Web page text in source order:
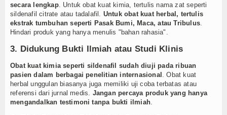
secara lengkap. Untuk obat kuat kimia, tertulis nama zat seperti
sildenafil citrate atau tadalafil. Untuk obat kuat herbal, tertulis
ekstrak tumbuhan seperti Pasak Bumi, Maca, atau Tribulus.
Hindari produk yang hanya menulis "bahan rahasia".
3. Didukung Bukti Ilmiah atau Studi Klinis
Obat kuat kimia seperti sildenafil sudah diuji pada ribuan
pasien dalam berbagai penelitian internasional . Obat kuat
herbal unggulan biasanya juga memiliki uji coba terbatas atau
referensi dari jurnal medis. Jangan percaya produk yang hanya
mengandalkan testimoni tanpa bukti ilmiah.